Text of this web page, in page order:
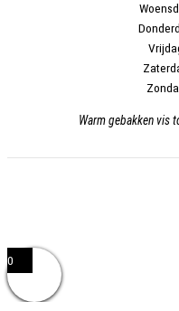
Warm gebakken vis
0